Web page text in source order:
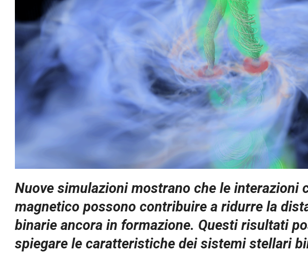
Nuove simulazioni mostrano che le interazioni
magnetico possono contribuire a ridurre la
binarie ancora in formazione. Questi risultati
spiegare le caratteristiche dei sistemi stellari